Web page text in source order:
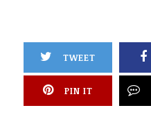
TWEET
PIN IT